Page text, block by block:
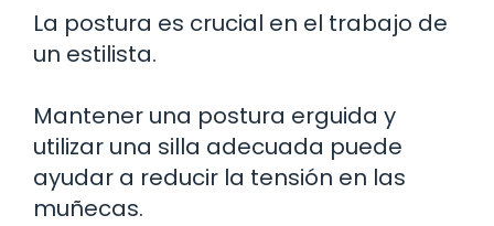
La postura es crucial en el trabajo de
un estilista.
Mantener una postura erguida y
utilizar una silla adecuada puede
ayudar a reducir la tensión en las
muñecas.